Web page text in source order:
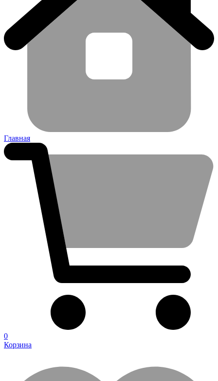
Главная
0
Корзина